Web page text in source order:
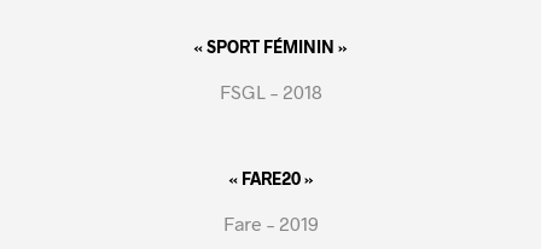
« SPORT FÉMININ »
FSGL – 2018
« FARE20 »
Fare – 2019